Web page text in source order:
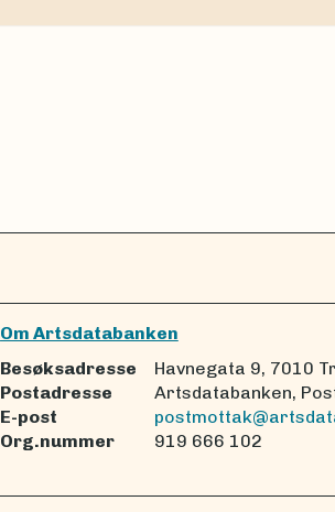
Om Artsdatabanken
Besøksadresse
Havnegata 9, 7010
Postadresse
Artsdatabanken,
E-post
Org.nummer
919 666 102